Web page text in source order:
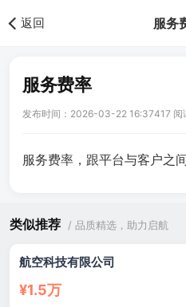
返回 服务
服务费率
发布时间：2026-03-22 16:37417 阅
服务费率，跟平台与客户之
类似推荐 / 品质精选，助力启航
航空科技有限公司
¥1.5万